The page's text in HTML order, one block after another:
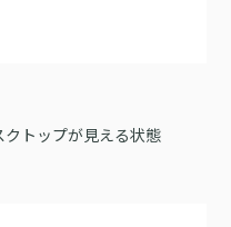
トップが見える状態